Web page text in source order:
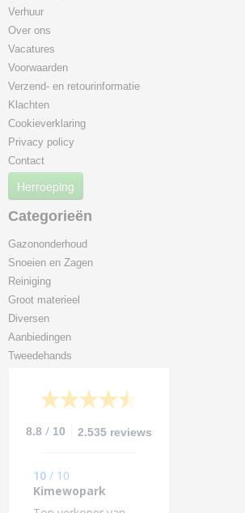
Verhuur
Over ons
Vacatures
Voorwaarden
Verzend- en retourinformatie
Klachten
Cookieverklaring
Privacy policy
Contact
Herroeping
Categorieën
Gazononderhoud
Snoeien en Zagen
Reiniging
Groot materieel
Diversen
Aanbiedingen
Tweedehands
8.8 / 10 2.535 reviews
10 / 10
Kimewopark